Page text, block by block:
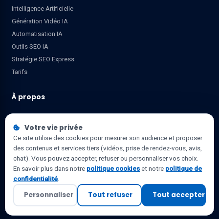
Intelligence Artificielle
Génération Vidéo IA
Automatisation IA
Outils SEO IA
Stratégie SEO Express
Tarifs
À propos
Mes vidéos
Le Carnet
Synthèse SEO/GEO
Me contacter
Mentions légales
Newsletter
Votre vie privée
Ce site utilise des cookies pour mesurer son audience et proposer
des contenus et services tiers (vidéos, prise de rendez-vous, avis,
chat). Vous pouvez accepter, refuser ou personnaliser vos choix.
En savoir plus dans notre politique cookieset notre politique de
confidentialité
Personnaliser Tout refuser Tout accepter